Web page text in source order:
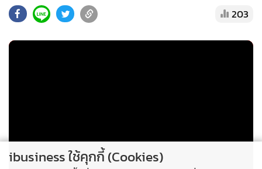
203
ibusiness ใช้คุกกี้ (Cookies)